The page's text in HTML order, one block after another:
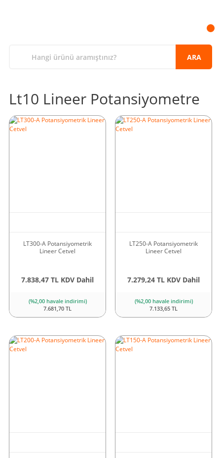
ARA
Lt10 Lineer Potansiyometre
LT300-A Potansiyometrik
Lineer Cetvel
7.838,47 TL KDV Dahil
(%2,00 havale indirimi)
7.681,70 TL
LT250-A Potansiyometrik
Lineer Cetvel
7.279,24 TL KDV Dahil
(%2,00 havale indirimi)
7.133,65 TL